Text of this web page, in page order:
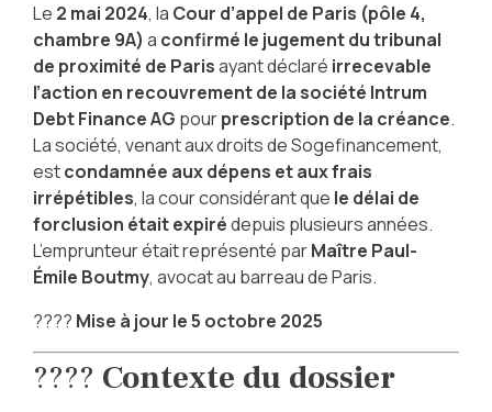
Le 2 mai 2024, la Cour d’appel de Paris (pôle 4,
chambre 9A) a confirmé le jugement du tribunal
de proximité de Parisayant déclaré irrecevable
l’action en recouvrement de la société Intrum
Debt Finance AG pourprescription de la créance.
La société, venant aux droits de Sogefinancement,
estcondamnée aux dépens et aux frais
irrépétibles, la cour considérant que le délai de
forclusion était expirédepuis plusieurs années.
L’emprunteur était représenté parMaître Paul-
Émile Boutmy, avocat au barreau de Paris.
???? Mise à jour le 5 octobre 2025
???? Contexte du dossier